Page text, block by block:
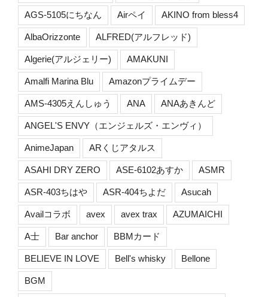
AGS-5105にちなん Airペイ AKINO from bless4
AlbaOrizzonte ALFRED(アルフレッド)
Algerie(アルジェリー) AMAKUNI
Amalfi Marina Blu Amazonプライムデー
AMS-4305えんしゅう ANA ANAあきんど
ANGEL'S ENVY（エンジェルズ・エンヴィ）
AnimeJapan ARくじアタルス
ASAHI DRY ZERO ASE-6102あすか ASMR
ASR-403ちはや ASR-404ちよだ Asucah
Availコラボ avex avex trax AZUMAICHI
A士 Bar anchor BBMカード
BELIEVE IN LOVE Bell's whisky Bellone
BGM